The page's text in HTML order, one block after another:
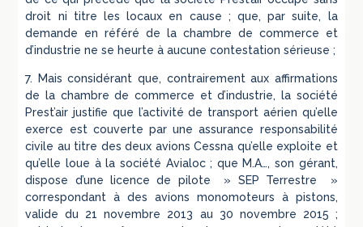
droit ni titre les locaux en cause ; que, par suite, la
demande en référé de la chambre de commerce et
d’industrie ne se heurte à aucune contestation sérieuse ;
7. Mais considérant que, contrairement aux affirmations
de la chambre de commerce et d’industrie, la société
Prest’air justifie que l’activité de transport aérien qu’elle
exerce est couverte par une assurance responsabilité
civile au titre des deux avions Cessna qu’elle exploite et
qu’elle loue à la société Avialoc ; que M.A…, son gérant,
dispose d’une licence de pilote » SEP Terrestre »
correspondant à des avions monomoteurs à pistons,
valide du 21 novembre 2013 au 30 novembre 2015 ;